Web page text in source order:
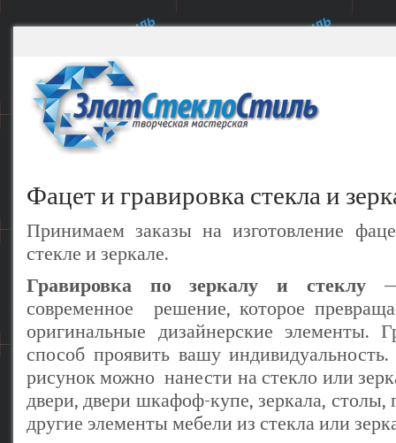
Фацет и гравировка стекла и
Принимаем заказы на изготовление
стекле и зеркале.
Гравировка по зеркалу и стеклу—
современное решение, которое
оригинальные дизайнерские элементы.
способ проявить вашу
рисунок можно нанести на стекло или
двери, двери шкафоф-купе, зеркала,
другие элементы мебели из стекла или